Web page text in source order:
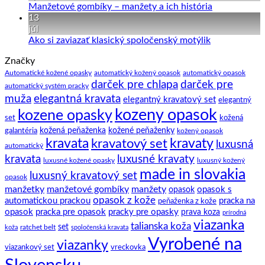
k
Kravata
ako
na
to.
Manžetové gombíky – manžety a ich história
manžety
a
ich
história
13
júl
Ako si zaviazať klasický spoločenský motýlikŽiadne
Ako
si
zaviazať
klasický
spoločenský
motýlik
Značky
Automatické kožené opasky automatický kožený opasok automatický opasok
automatický systém pracky darček pre chlapa darček pre
muža elegantná kravata elegantný kravatový set elegantný
set kozene opasky kozeny opasok kožená
galantéria kožená peňaženka kožené peňaženky kožený opasok
automatický kravata kravatový set kravaty luxusná
kravata luxusné kožené opasky luxusné kravaty luxusný kožený
opasok luxusný kravatový set made in slovakia
manžetky manžetové gombíky manžety opasok opasok s
automatickou prackou opasok z kože peňaženka z kože pracka na
opasok pracka pre opasok pracky pre opasky prava koza prírodná
koža ratchet belt set spoločenská kravata talianska koža viazanka
viazankový set viazanky vreckovka Vyrobené na